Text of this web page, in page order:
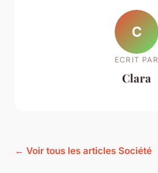
C
ECRIT PAR
Clara
← Voir tous les articles Société